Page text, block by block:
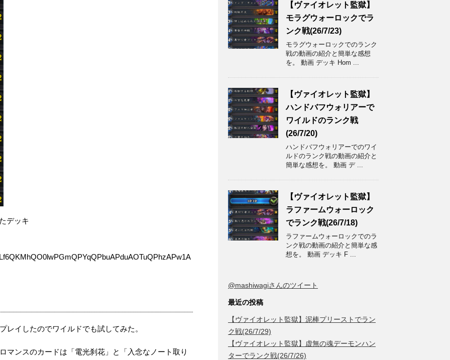
デッキ
レイしたのでワイルドでも試してみた。
マンスのカードは「電光刹花」と「入念なノート取り
【ヴァイオレット監獄】
モラグウォーロックでラ
ンク戦(26/7/23)
モラグウォーロックでのランク
戦の動画の紹介と簡単な感想
を。 動画 デッキ Hom ...
【ヴァイオレット監獄】
ハンドバフウォリアーで
ワイルドのランク戦
(26/7/20)
ハンドバフウォリアーでのワイ
ルドのランク戦の動画の紹介と
簡単な感想を。 動画 デ ...
【ヴァイオレット監獄】
ラファームウォーロック
でランク戦(26/7/18)
ラファームウォーロックでのラ
ンク戦の動画の紹介と簡単な感
想を。 動画 デッキ F ...
@mashiwagiさんのツイート
最近の投稿
【ヴァイオレット監獄】泥棒プリーストでラン
ク戦(26/7/29)
【ヴァイオレット監獄】虚無の魂デーモンハン
ターでランク戦(26/7/26)